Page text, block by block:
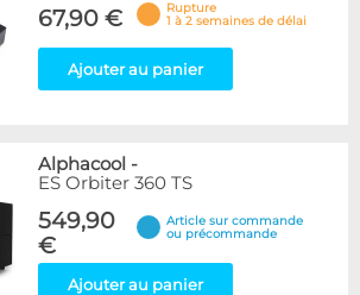
67,90 €
Rupture
1 à 2 semaines de délai
Ajouter au panier
Alphacool -
ES Orbiter 360 TS
549,90
€
Article sur commande
ou précommande
Ajouter au panier